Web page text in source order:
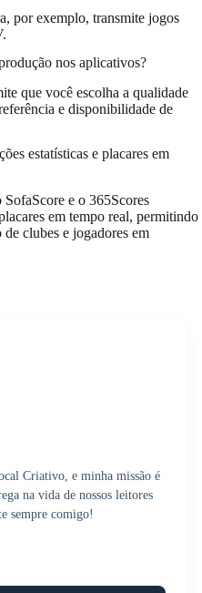
por exemplo, transmite jogos
nos aplicativos?
que você escolha a qualidade
e disponibilidade de
estatísticas e placares em
e o 365Scores
em tempo real, permitindo
clubes e jogadores em
Criativo, e minha missão é
na vida de nossos leitores
sempre comigo!